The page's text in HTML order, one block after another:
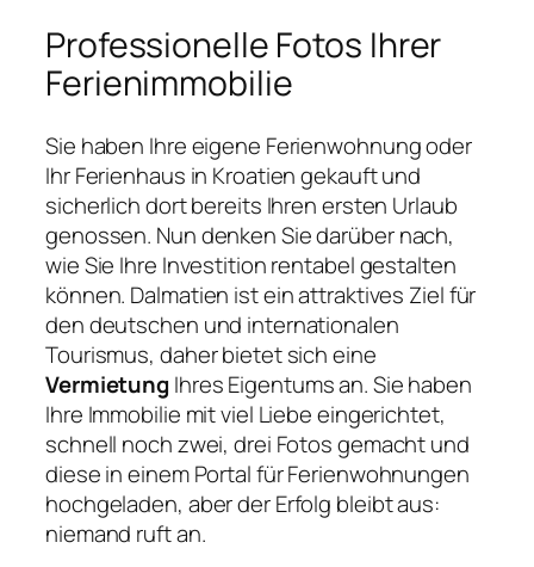
Professionelle Fotos Ihrer
Ferienimmobilie
Sie haben Ihre eigene Ferienwohnung oder
Ihr Ferienhaus in Kroatien gekauft und
sicherlich dort bereits Ihren ersten Urlaub
genossen. Nun denken Sie darüber nach,
wie Sie Ihre Investition rentabel gestalten
können. Dalmatien ist ein attraktives Ziel für
den deutschen und internationalen
Tourismus, daher bietet sich eine
Vermietung Ihres Eigentums an. Sie haben
Ihre Immobilie mit viel Liebe eingerichtet,
schnell noch zwei, drei Fotos gemacht und
diese in einem Portal für Ferienwohnungen
hochgeladen, aber der Erfolg bleibt aus:
niemand ruft an.